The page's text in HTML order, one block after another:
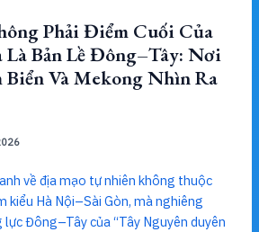
Phải Điểm Cuối Của
Là Bản Lề Đông–Tây: Nơi
Và Mekong Nhìn Ra
về địa mạo tự nhiên không thuộc
kiểu Hà Nội–Sài Gòn, mà nghiêng
Đông–Tây của “Tây Nguyên duyên